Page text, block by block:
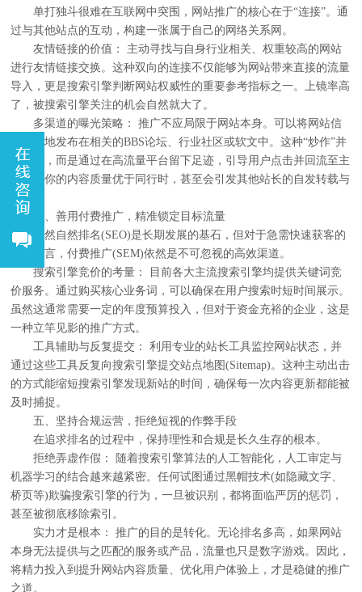
单打独斗很难在互联网中突围，网站推广的核心在于“连接”。通
过与其他站点的互动，构建一张属于自己的网络关系网。
友情链接的价值： 主动寻找与自身行业相关、权重较高的网站
进行友情链接交换。这种双向的连接不仅能够为网站带来直接的流量
导入，更是搜索引擎判断网站权威性的重要参考指标之一。上镜率高
了，被搜索引擎关注的机会自然就大了。
多渠道的曝光策略： 推广不应局限于网站本身。可以将网站信
息适当地发布在相关的BBS论坛、行业社区或软文中。这种“炒作”并
非贬义，而是通过在高流量平台留下足迹，引导用户点击并回流至主
站。当你的内容质量优于同行时，甚至会引发其他站长的自发转载与
推荐。
四、善用付费推广，精准锁定目标流量
虽然自然排名(SEO)是长期发展的基石，但对于急需快速获客的
企业而言，付费推广(SEM)依然是不可忽视的高效渠道。
搜索引擎竞价的考量： 目前各大主流搜索引擎均提供关键词竞
价服务。通过购买核心业务词，可以确保在用户搜索时短时间展示。
虽然这通常需要一定的年度预算投入，但对于资金充裕的企业，这是
一种立竿见影的推广方式。
工具辅助与反复提交： 利用专业的站长工具监控网站状态，并
通过这些工具反复向搜索引擎提交站点地图(Sitemap)。这种主动出击
的方式能缩短搜索引擎发现新站的时间，确保每一次内容更新都能被
及时捕捉。
五、坚持合规运营，拒绝短视的作弊手段
在追求排名的过程中，保持理性和合规是长久生存的根本。
拒绝弄虚作假： 随着搜索引擎算法的人工智能化，人工审定与
机器学习的结合越来越紧密。任何试图通过黑帽技术(如隐藏文字、
桥页等)欺骗搜索引擎的行为，一旦被识别，都将面临严厉的惩罚，
甚至被彻底移除索引。
实力才是根本： 推广的目的是转化。无论排名多高，如果网站
本身无法提供与之匹配的服务或产品，流量也只是数字游戏。因此，
将精力投入到提升网站内容质量、优化用户体验上，才是稳健的推广
之道。